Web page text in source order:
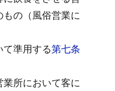
の（風俗営業に
て準用する第七条
所において客に